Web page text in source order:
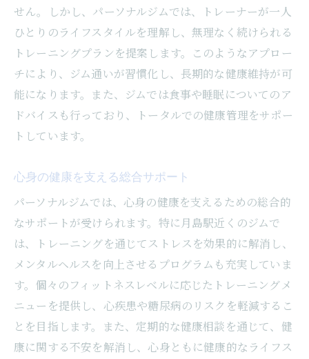
せん。しかし、パーソナルジムでは、トレーナーが一人
ひとりのライフスタイルを理解し、無理なく続けられる
トレーニングプランを提案します。このようなアプロー
チにより、ジム通いが習慣化し、長期的な健康維持が可
能になります。また、ジムでは食事や睡眠についてのア
ドバイスも行っており、トータルでの健康管理をサポー
トしています。
心身の健康を支える総合サポート
パーソナルジムでは、心身の健康を支えるための総合的
なサポートが受けられます。特に月島駅近くのジムで
は、トレーニングを通じてストレスを効果的に解消し、
メンタルヘルスを向上させるプログラムも充実していま
す。個々のフィットネスレベルに応じたトレーニングメ
ニューを提供し、心疾患や糖尿病のリスクを軽減するこ
とを目指します。また、定期的な健康相談を通じて、健
康に関する不安を解消し、心身ともに健康的なライフス